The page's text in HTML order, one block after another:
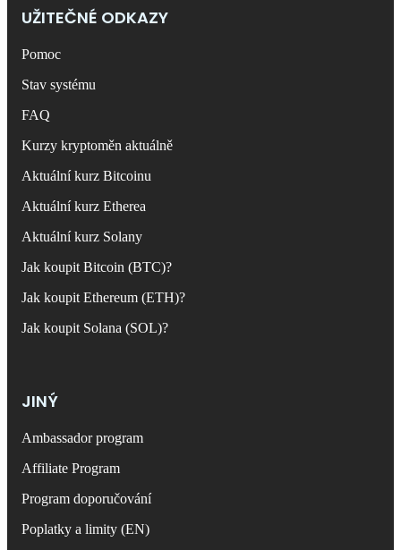
UŽITEČNÉ ODKAZY
Pomoc
Stav systému
FAQ
Kurzy kryptoměn aktuálně
Aktuální kurz Bitcoinu
Aktuální kurz Etherea
Aktuální kurz Solany
Jak koupit Bitcoin (BTC)?
Jak koupit Ethereum (ETH)?
Jak koupit Solana (SOL)?
JINÝ
Ambassador program
Affiliate Program
Program doporučování
Poplatky a limity (EN)